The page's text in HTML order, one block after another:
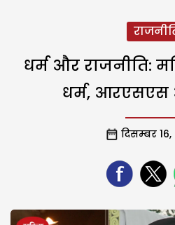
धर्म और राजनीति:
धर्म, आरएसएस
दिसम्बर 16,